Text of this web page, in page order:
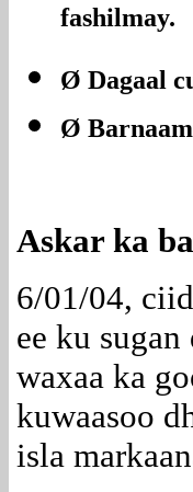
fashilmay.
Ø Dagaal
Ø
Askar ka
6/01/04,
ee ku
waxaa ka
kuwaasoo
isla